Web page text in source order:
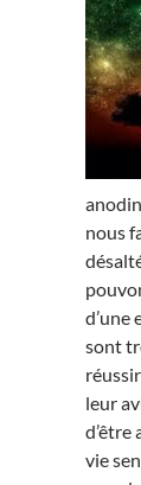
nous
d’une
sont
leur
d’être
vie